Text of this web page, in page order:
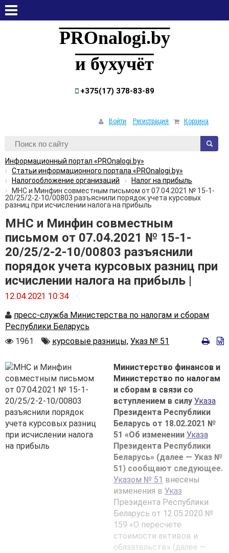
PROnalogi.by
и бухучёт
+375(17) 378-83-89
Войти Регистрация Корзина
Информационный портал «PROnalogi.by»
Статьи информационного портала «PROnalogi.by»
Налогообложение организаций
Налог на прибыль
МНС и Минфин совместным письмом от 07.04.2021 № 15-1-
20/25/2-2-10/00803 разъяснили порядок учета курсовых
разниц при исчислении налога на прибыль
МНС и Минфин совместным
письмом от 07.04.2021 № 15-1-
20/25/2-2-10/00803 разъяснили
порядок учета курсовых разниц при
исчислении налога на прибыль |
12.04.2021 10:34
Автор
пресс-служба Министерства по налогам и сборам
Республики Беларусь
Количество
1961 Автор
курсовые разницы, Указ № 51
Министерство финансов и
Министерство по налогам
и сборам в связи со
вступлением в силу Указа
Президента Республики
Беларусь от 18.02.2021 №
51 «Об изменении Указа
Президента Республики
Беларусь» (далее — Указ №
51) сообщают следующее.
Указом № 51 внесены
изменения в Указ
Президента Республики
Беларусь от 12.05.2020 №
159 «О пересчете
стоимости активов и
обязательств» (далее —